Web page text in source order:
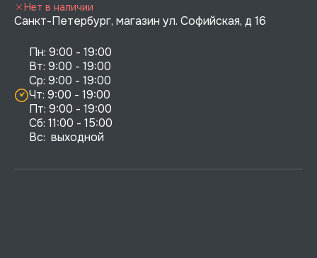
Санкт-Петербург, магазин ул. Софийская, д 16
Пн: 9:00 - 19:00
Вт: 9:00 - 19:00
Ср: 9:00 - 19:00
Чт: 9:00 - 19:00
Пт: 9:00 - 19:00
Сб: 11:00 - 15:00
Вс:  выходной
Нет в наличии